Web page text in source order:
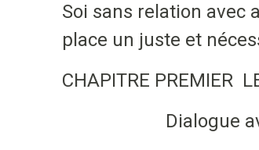
Soi sans relation avec
place un juste et
CHAPITRE PREMIER
Dialogue avec